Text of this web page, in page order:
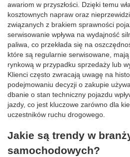
awariom w przyszłości. Dzięki temu
kosztownych napraw oraz
związanych z brakiem sprawności
serwisowanie wpływa na wydajność
paliwa, co przekłada się na
które są regularnie serwisowane,
rynkową w przypadku sprzedaży lub
Klienci często zwracają uwagę na
podejmowaniu decyzji o zakupie
dbanie o stan techniczny pojazdu
jazdy, co jest kluczowe zarówno dla
uczestników ruchu drogowego.
Jakie są trendy w
samochodowych?